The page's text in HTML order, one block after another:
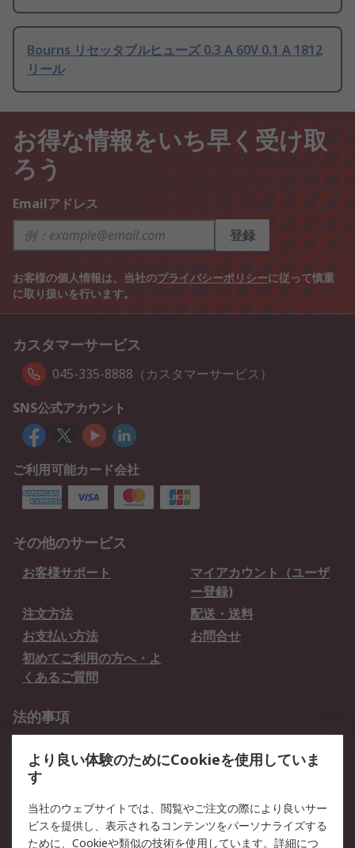
Bourns リセッタブルヒューズ 0.3 A 60V 0.1 A 1812
リール
お得な情報をいち早く受け取
ろう
Emailアドレス
登録
お客様の個人情報は、当社のプライバシーポリシーに従って慎重
に取り扱いを行います。
カスタマーサービス
045-335-8888（カスタマーサービス）
SNS公式アカウント
ご利用可能カード会社
その他のサービス
お客様サポート
マイアカウント（ユーザ
ー登録)
注文方法
配送・送料
お支払い方法
お問合せ
初めてご利用の方へ・よ
くあるご質問
法的事項
クッキーポリシー
RSについて
会社概要 採用情報
より良い体験のためにCookieを使用していま
す
当社のウェブサイトでは、閲覧やご注文の際により良いサー
ビスを提供し、表示されるコンテンツをパーソナライズする
ために、Cookieや類似の技術を使用しています。詳細につ